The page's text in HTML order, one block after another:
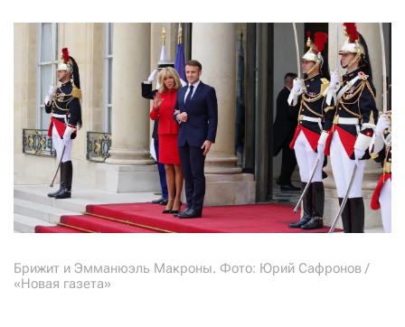
Брижит и Эмманюэль Макроны. Фото: Юрий Сафронов /
«Новая газета»